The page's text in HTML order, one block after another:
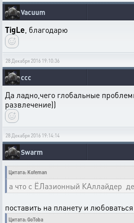
Vacuum
TigLe , благодарю
28 Декабря 2016 19:10:36
ссс
Да ладно,чего глобальные
развлечение))
28 Декабря 2016 19:14:14
Swarm
Цитата: Kofeman
а что с ЁЛазионный КАллайдер
поставить на планету и
Цитата: GoToba